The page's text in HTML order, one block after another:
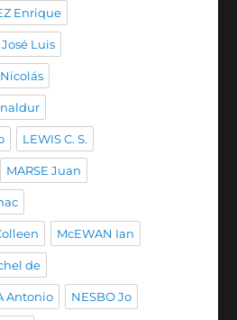
Enrique
José Luis
LEWIS C. S.
MARSE Juan
McEWAN Ian
de
Antonio NESBO Jo